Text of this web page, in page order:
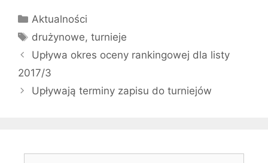
Kategorie
Aktualności
Tagi
drużynowe,turnieje
Upływa okres oceny rankingowej dla listy
2017/3
Upływają terminy zapisu do turniejów